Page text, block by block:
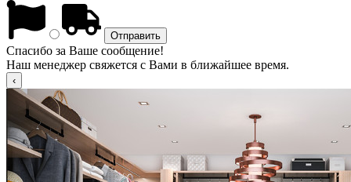
Спасибо за Ваше сообщение!
Наш менеджер свяжется с Вами в ближайшее время.